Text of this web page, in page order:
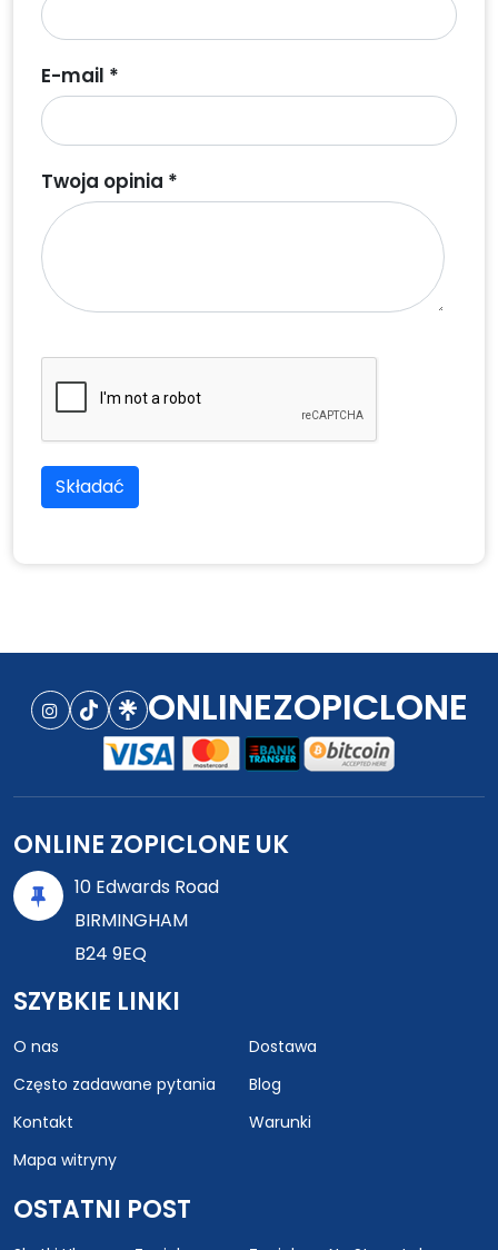
E-mail *
Twoja opinia *
Składać
ONLINEZOPICLONE
ONLINE ZOPICLONE UK
10 Edwards Road
BIRMINGHAM
B24 9EQ
SZYBKIE LINKI
O nas
Dostawa
Często zadawane pytania
Blog
Kontakt
Warunki
Mapa witryny
OSTATNI POST